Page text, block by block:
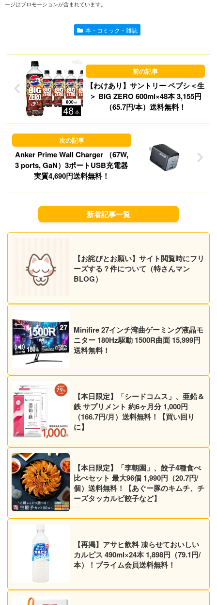
e
l
o
n
y
ージはプロモーションが含まれています。
本・コミック・雑誌
【わけあり】サントリー ペプシ＜生
＞ BIG ZERO 600ml×48本 3,155円
（65.7円/本）送料無料！
Anker Prime Wall Charger （67W,
3 ports, GaN）3ポートUSB充電器
実質4,690円送料無料！
新着記事一覧
【お詫びとお願い】サイト閲覧時にフリ
ーズする？件について（特さんマン
BLOG）
Minifire 27インチ湾曲ゲーミング液晶モ
ニター 180Hz駆動 1500R曲面 15,999円
送料無料！
【本日限定】「シードコムス」、亜鉛＆
鉄 サプリメント 約6ヶ月分 1,000円
（166.7円/月）送料無料！【買い回り
に】
【本日限定】「李朝園」、餃子4種食べ
比べセット 最大96個 1,990円（20.7円/
個）送料無料！【あぐー豚のキムチ、チ
ーズタッカルビ餃子など】
【再掲】アサヒ飲料 凍らせておいしい
カルピス 490ml×24本 1,898円（79.1円/
本）！プライム会員送料無料！